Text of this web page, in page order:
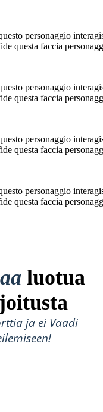
personaggio
questa faccia
personaggio
questa faccia
personaggio
questa faccia
personaggio
questa faccia
luotua
ja ei Vaadi